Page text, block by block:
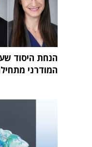
הנחת היסוד
המודרני